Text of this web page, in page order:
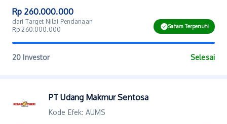
Rp 260.000.000
dari Target Nilai Pendanaan
Rp 260.000.000
Saham Terpenuhi
20 Investor Selesai
PT Udang Makmur Sentosa
Kode Efek: AUMS